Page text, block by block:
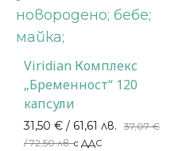
Viridian Комплекс
„Бременност“ 120
капсули
31,50 € / 61,61 лв. 37,07€
/ 72,50 лв.с ДДС